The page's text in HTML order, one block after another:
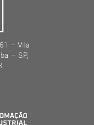
– Vila
– SP,